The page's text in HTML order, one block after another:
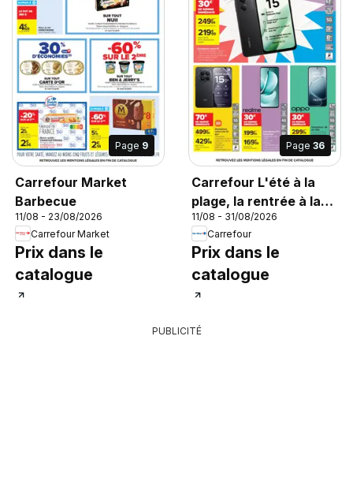
Page 9
Carrefour Market
Barbecue
11/08 - 23/08/2026
Carrefour Market
Prix dans le
catalogue
Page 36
Carrefour L'été à la
plage, la rentrée à la
page
11/08 - 31/08/2026
Carrefour
Prix dans le
catalogue
PUBLICITÉ